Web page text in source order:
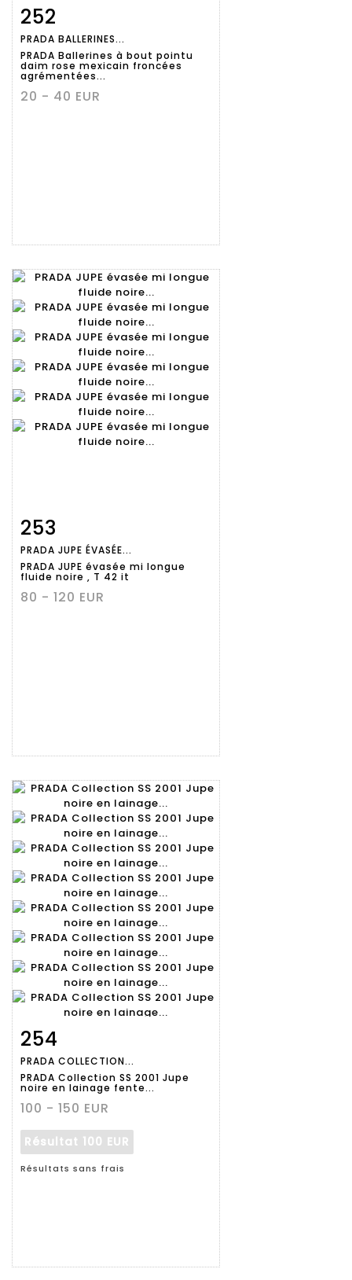
Fiche
détaillée
252
PRADA BALLERINES...
PRADA Ballerines à bout pointu
daim rose mexicain froncées
agrémentées...
20 - 40 EUR
Fiche
détaillée
253
PRADA JUPE ÉVASÉE...
PRADA JUPE évasée mi longue
fluide noire , T 42 it
80 - 120 EUR
Fiche
détaillée
254
PRADA COLLECTION...
PRADA Collection SS 2001 Jupe
noire en lainage fente...
100 - 150 EUR
Résultat 100 EUR
Résultats sans frais